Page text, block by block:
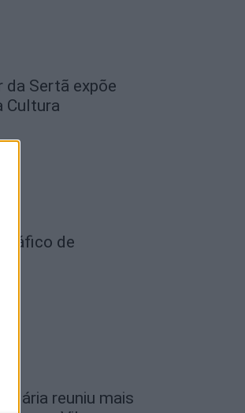
da Sertã expõe
Cultura
tráfico de
reuniu mais